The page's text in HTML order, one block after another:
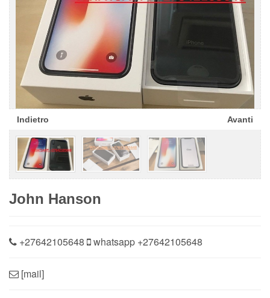
Indietro Avanti
John Hanson
+27642105648 whatsapp +27642105648
[mail]